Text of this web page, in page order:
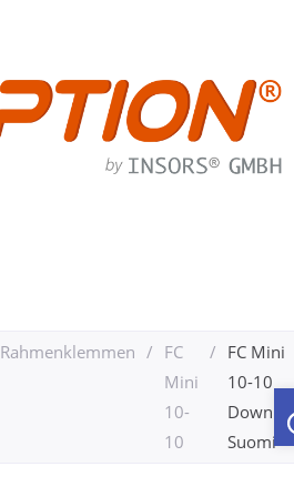
Rahmenklemmen / FC
Mini
10-
10
/ FC Mini
10-10​
Suomi​